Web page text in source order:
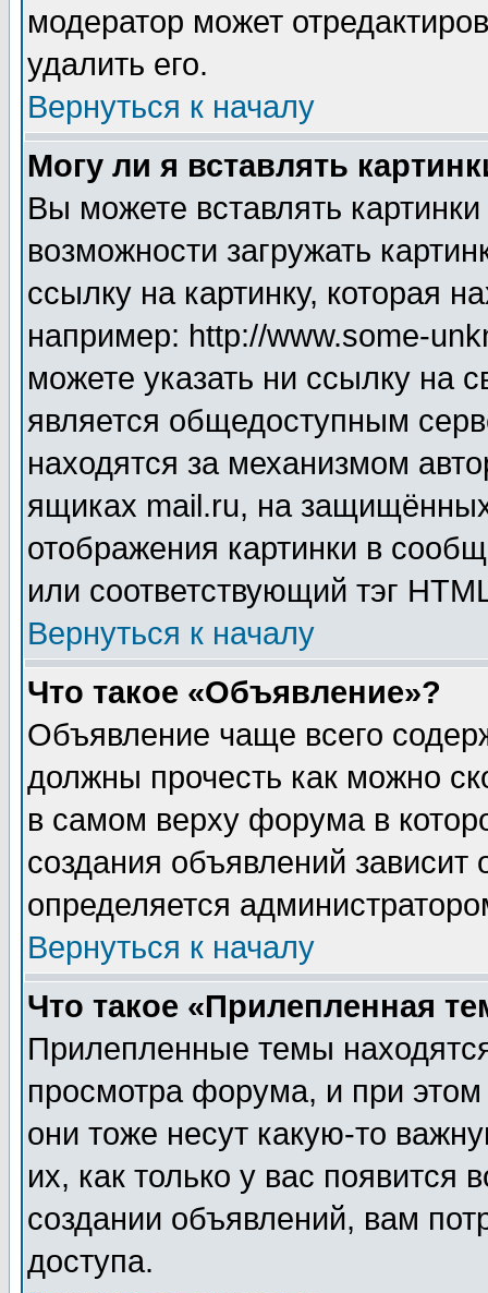
модератор может
удалить его.
Вернуться к началу
Могу ли я вставлять
Вы можете вставлять
возможности загружать
ссылку на картинку, которая
например: http://www.some-
можете указать ни ссылку на
является общедоступным
находятся за механизмом
ящиках mail.ru, на
отображения картинки в
или соответствующий тэг
Вернуться к началу
Что такое «Объявление»?
Объявление чаще всего
должны прочесть как можно
в самом верху форума в
создания объявлений зависит
определяется
Вернуться к началу
Что такое «Прилепленная
Прилепленные темы
просмотра форума, и при
они тоже несут какую-то
их, как только у вас появится
создании объявлений, вам
доступа.